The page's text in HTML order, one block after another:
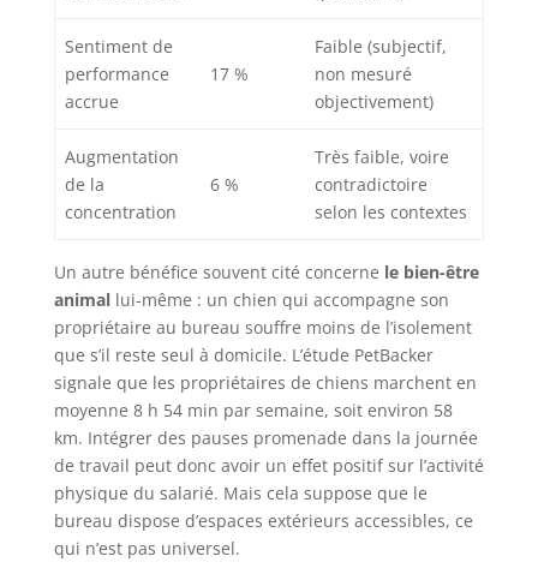
Sentiment de
performance
accrue
17 %
Faible (subjectif,
non mesuré
objectivement)
Augmentation
de la
concentration
6 %
Très faible, voire
contradictoire
selon les contextes
Un autre bénéfice souvent cité concerne le bien-être
animallui-même : un chien qui accompagne son
propriétaire au bureau souffre moins de l’isolement
que s’il reste seul à domicile. L’étude PetBacker
signale que les propriétaires de chiens marchent en
moyenne 8 h 54 min par semaine, soit environ 58
km. Intégrer des pauses promenade dans la journée
de travail peut donc avoir un effet positif sur l’activité
physique du salarié. Mais cela suppose que le
bureau dispose d’espaces extérieurs accessibles, ce
qui n’est pas universel.